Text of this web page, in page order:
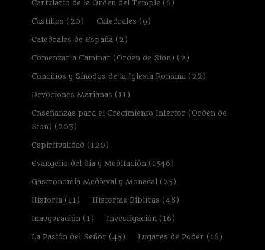
Cartulario de la Orden del Temple (6)
Castillos (20) Catedrales (9)
Catedrales de España(2)
Comenzar a Caminar (Orden de Sion) (2)
Concilios y Sínodos de la Iglesia Romana(22)
Devociones Marianas (11)
Enseñanzas para el Crecimiento Interior (Orden de
Sion) (203)
Espiritualidad (120)
Evangelio del día y Meditación(1546)
Gastronomía Medieval y Monacal(25)
Historia(11) Historias Bíblicas (48)
Inauguración(1) Investigación(16)
La Pasión del Señor (45) Lugares de Poder (16)